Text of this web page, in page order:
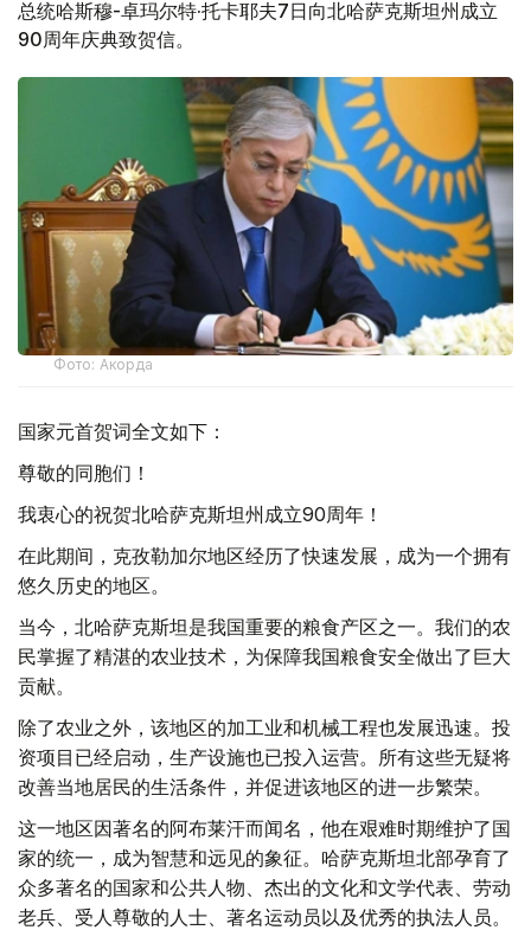
总统哈斯穆-卓玛尔特·托卡耶夫7日向北哈萨克斯坦州成立
90周年庆典致贺信。
Фото: Акорда
国家元首贺词全文如下：
尊敬的同胞们！
我衷心的祝贺北哈萨克斯坦州成立90周年！
在此期间，克孜勒加尔地区经历了快速发展，成为一个拥有
悠久历史的地区。
当今，北哈萨克斯坦是我国重要的粮食产区之一。我们的农
民掌握了精湛的农业技术，为保障我国粮食安全做出了巨大
贡献。
除了农业之外，该地区的加工业和机械工程也发展迅速。投
资项目已经启动，生产设施也已投入运营。所有这些无疑将
改善当地居民的生活条件，并促进该地区的进一步繁荣。
这一地区因著名的阿布莱汗而闻名，他在艰难时期维护了国
家的统一，成为智慧和远见的象征。哈萨克斯坦北部孕育了
众多著名的国家和公共人物、杰出的文化和文学代表、劳动
老兵、受人尊敬的人士、著名运动员以及优秀的执法人员。